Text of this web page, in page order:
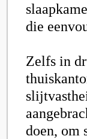
die
Zelfs in
doen, om